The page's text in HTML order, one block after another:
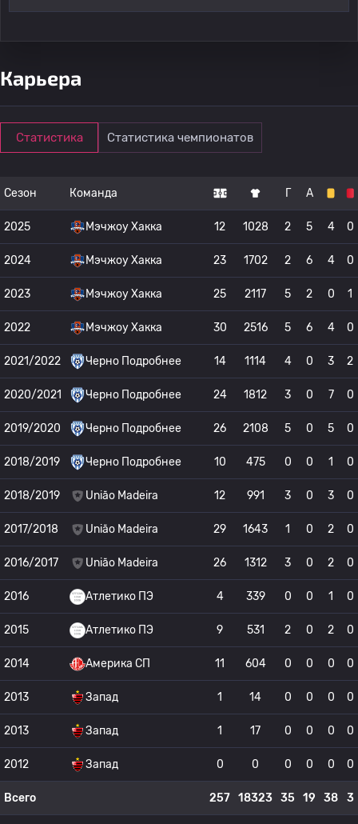
Карьера
Статистика Статистика чемпионатов
Сезон Команда Г А
2025 Мэчжоу Хакка 12 1028 2 5 4 0
2024 Мэчжоу Хакка 23 1702 2 6 4 0
2023 Мэчжоу Хакка 25 2117 5 2 0 1
2022 Мэчжоу Хакка 30 2516 5 6 4 0
2021/2022 Черно Подробнее 14 1114 4 0 3 2
2020/2021 Черно Подробнее 24 1812 3 0 7 0
2019/2020 Черно Подробнее 26 2108 5 0 5 0
2018/2019 Черно Подробнее 10 475 0 0 1 0
2018/2019 União Madeira 12 991 3 0 3 0
2017/2018 União Madeira 29 1643 1 0 2 0
2016/2017 União Madeira 26 1312 3 0 2 0
2016 Атлетико ПЭ 4 339 0 0 1 0
2015 Атлетико ПЭ 9 531 2 0 2 0
2014 Америка СП 11 604 0 0 0 0
2013 Запад 1 14 0 0 0 0
2013 Запад 1 17 0 0 0 0
2012 Запад 0 0 0 0 0 0
Всего 257 18323 35 19 38 3